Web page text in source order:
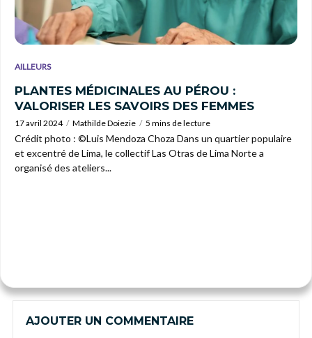
AILLEURS
PLANTES MÉDICINALES AU PÉROU :
VALORISER LES SAVOIRS DES FEMMES
17 avril 2024 Mathilde Doiezie 5 mins de lecture
Crédit photo : ©Luis Mendoza Choza Dans un quartier populaire
et excentré de Lima, le collectif Las Otras de Lima Norte a
organisé des ateliers...
AJOUTER UN COMMENTAIRE